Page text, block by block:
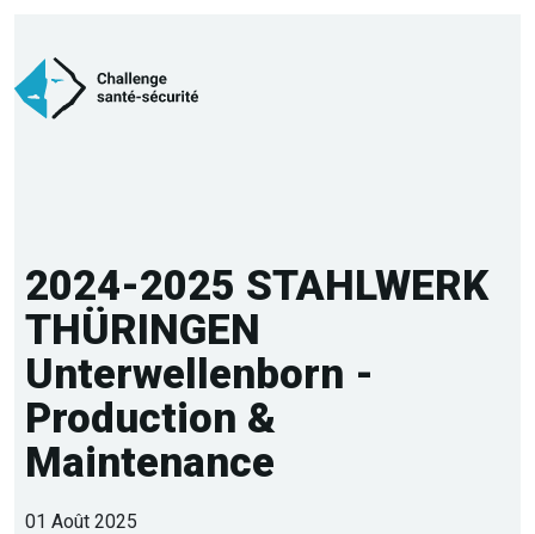
2024-2025 STAHLWERK
THÜRINGEN
Unterwellenborn -
Production &
Maintenance
01 Août 2025